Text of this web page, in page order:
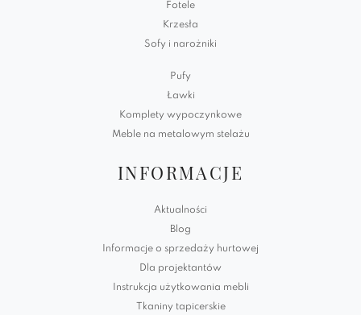
Fotele
Krzesła
Sofy i narożniki
Pufy
Ławki
Komplety wypoczynkowe
Meble na metalowym stelażu
INFORMACJE
Aktualności
Blog
Informacje o sprzedaży hurtowej
Dla projektantów
Instrukcja użytkowania mebli
Tkaniny tapicerskie